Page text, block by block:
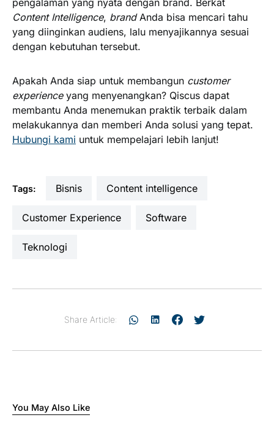
Content Intelligence, brandAnda bisa mencari tahu
yang diinginkan audiens, lalu menyajikannya sesuai
dengan kebutuhan tersebut.
Apakah Anda siap untuk membangun customer
experienceyang menyenangkan? Qiscus dapat
membantu Anda menemukan praktik terbaik dalam
melakukannya dan memberi Anda solusi yang tepat.
Hubungi kami untuk mempelajari lebih lanjut!
Tags: Bisnis content intelligence
Customer Experience software
teknologi
Share Article:
You May Also Like